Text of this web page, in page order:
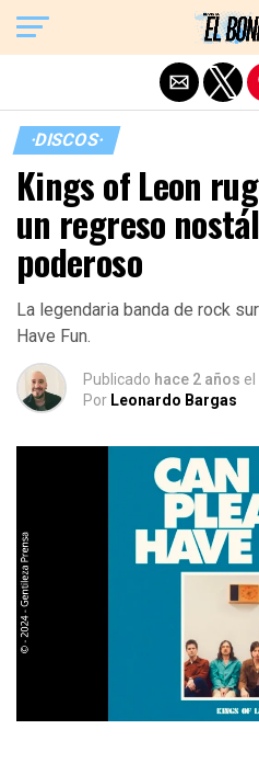
·DISCOS·
Kings of Leon
un regreso
poderoso
La legendaria banda de rock
Have Fun.
Publicado hace 2 años el
Por Leonardo Bargas
Exit